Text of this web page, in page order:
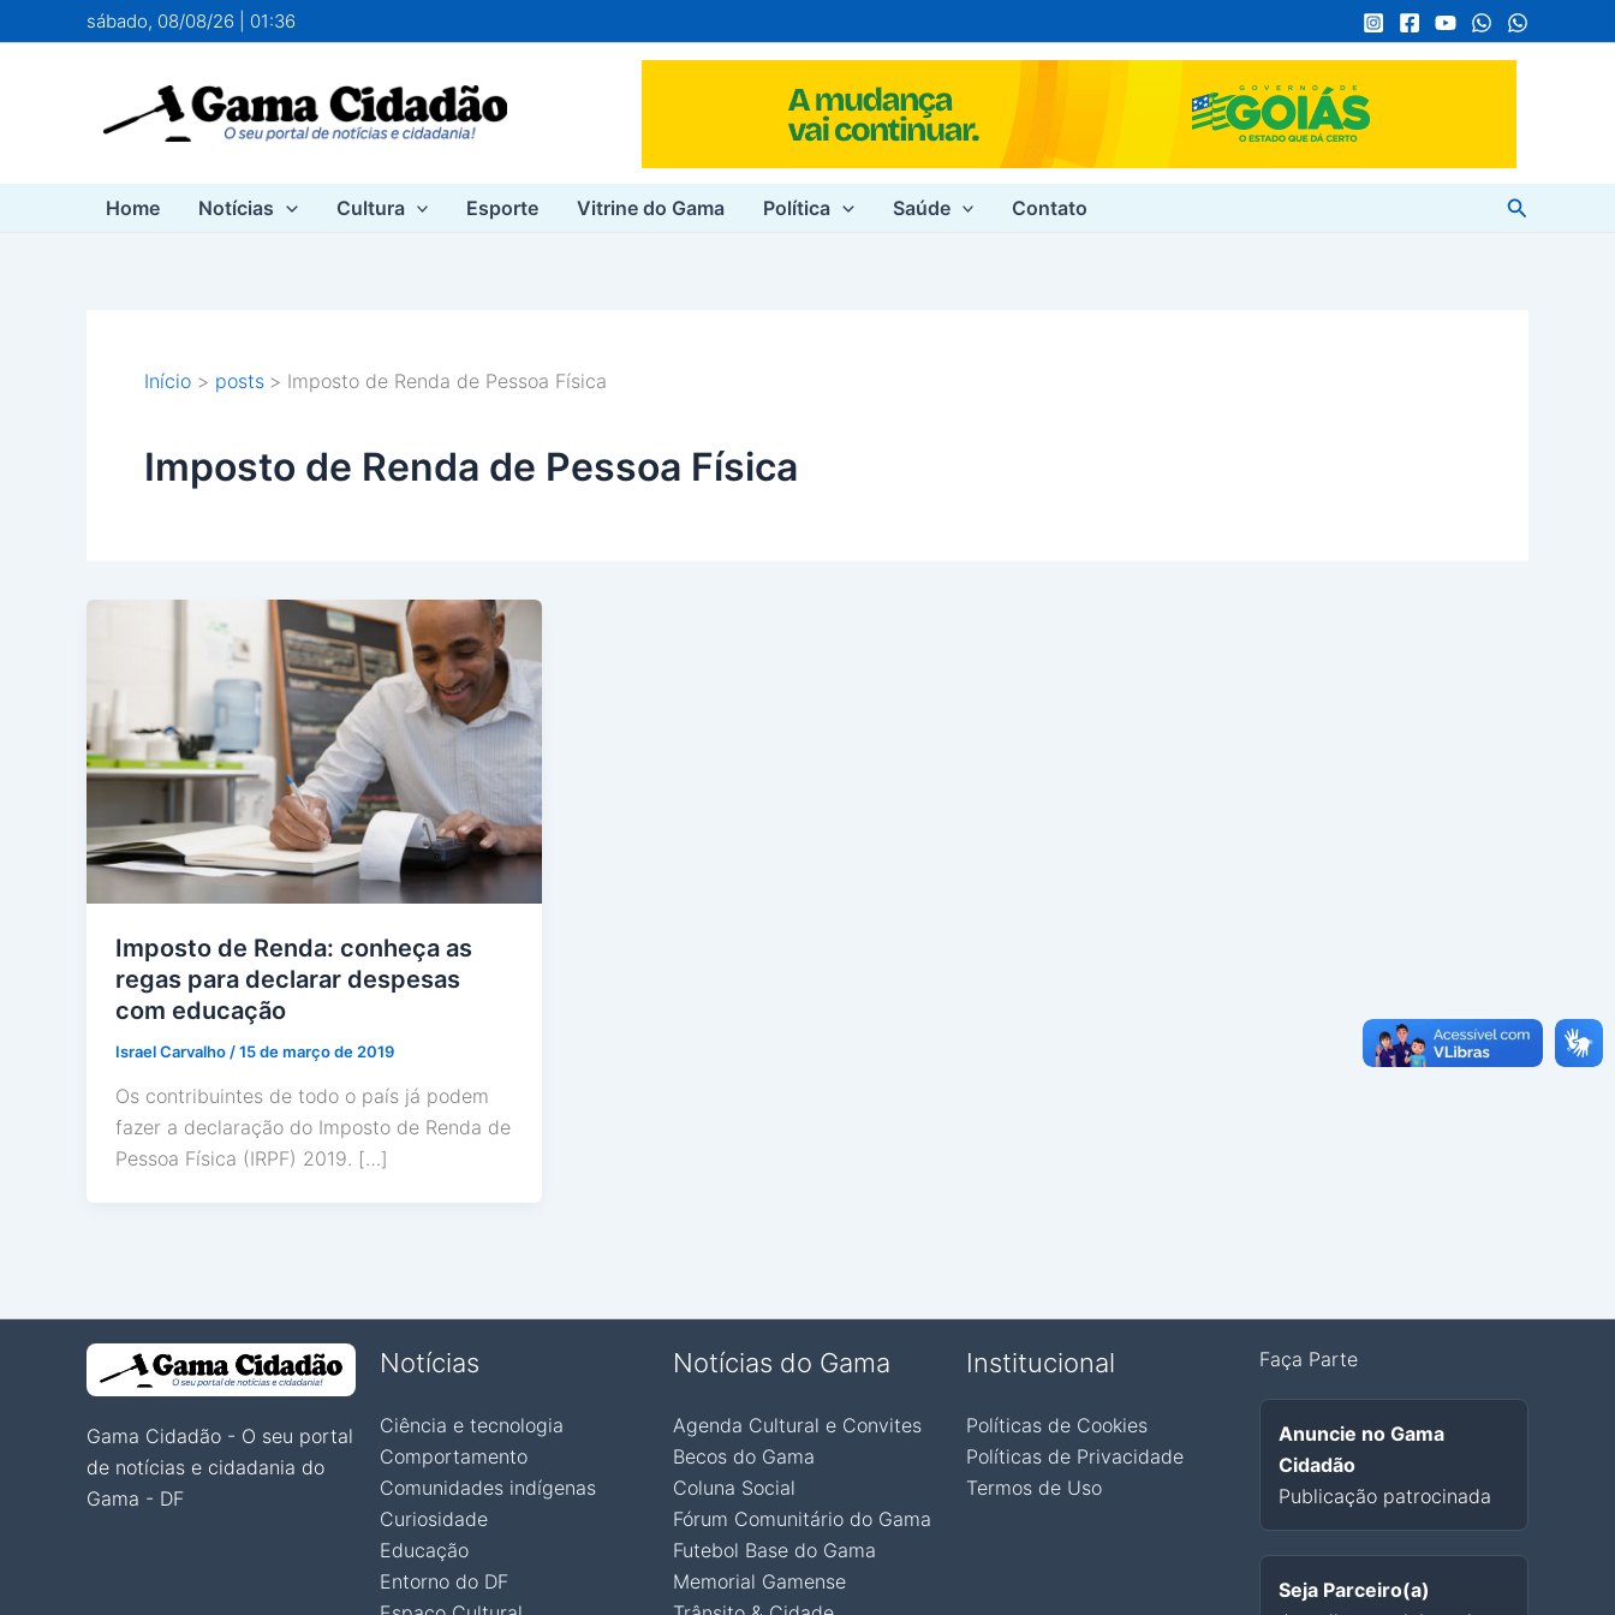
para
sábado, 08/08/26 | 01:36
Home Notícias Cultura Esporte Vitrine do Gama Política Saúde Contato Pesquisar
Início posts Imposto de Renda de Pessoa Física
Imposto de Renda de Pessoa Física
Imposto de Renda: conheça as
regas para declarar despesas
com educação
Israel Carvalho /15 de março de 2019
Os contribuintes de todo o país já podem
fazer a declaração do Imposto de Renda de
Pessoa Física (IRPF) 2019. […]
Gama Cidadão - O seu portal
de notícias e cidadania do
Gama - DF
Notícias
Ciência e tecnologia
Comportamento
Comunidades indígenas
Curiosidade
Educação
Entorno do DF
Notícias do Gama
Agenda Cultural e Convites
Becos do Gama
Coluna Social
Fórum Comunitário do Gama
Futebol Base do Gama
Memorial Gamense
Institucional
Políticas de Cookies
Políticas de Privacidade
Termos de Uso
Faça Parte
Anuncie no Gama
Cidadão
Publicação patrocinada
Seja Parceiro(a)